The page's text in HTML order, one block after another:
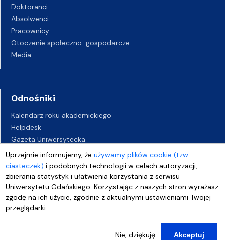
Uprzejmie informujemy, żeużywamy plików cookie (tzw.
ciasteczek) i podobnych technologii w celach autoryzacji,
zbierania statystyk i ułatwienia korzystania z serwisu
Uniwersytetu Gdańskiego. Korzystając z naszych stron wyrażasz
zgodę na ich użycie, zgodnie z aktualnymi ustawieniami Twojej
przeglądarki.
Nie, dziękuję Akceptuj
Doktoranci
Absolwenci
Pracownicy
Otoczenie społeczno-gospodarcze
Media
Odnośniki
Kalendarz roku akademickiego
Helpdesk
Gazeta Uniwersytecka
Kampusy UG
Biuro Karier UG
Oferty pracy
Deklaracja dostępności